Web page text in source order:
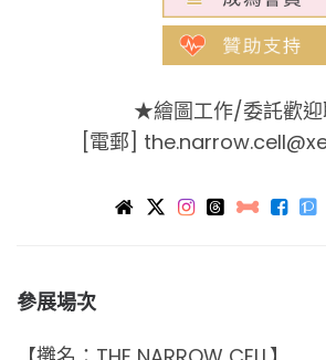
★繪圖工作/委託歡迎
[電郵]
參展場次